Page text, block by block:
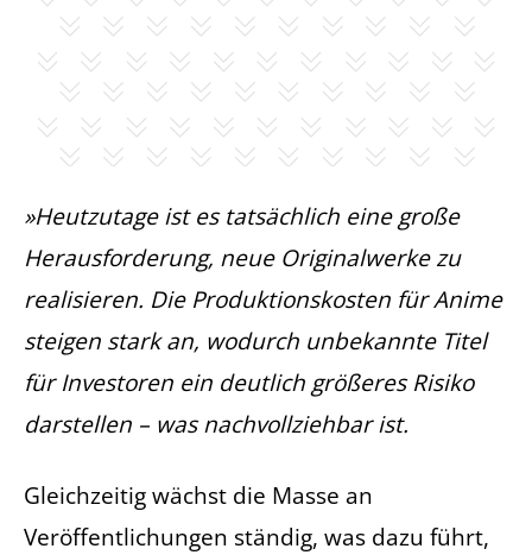
»Heutzutage ist es tatsächlich eine große
Herausforderung, neue Originalwerke zu
realisieren. Die Produktionskosten für Anime
steigen stark an, wodurch unbekannte Titel
für Investoren ein deutlich größeres Risiko
darstellen – was nachvollziehbar ist.
Gleichzeitig wächst die Masse an
Veröffentlichungen ständig, was dazu führt,